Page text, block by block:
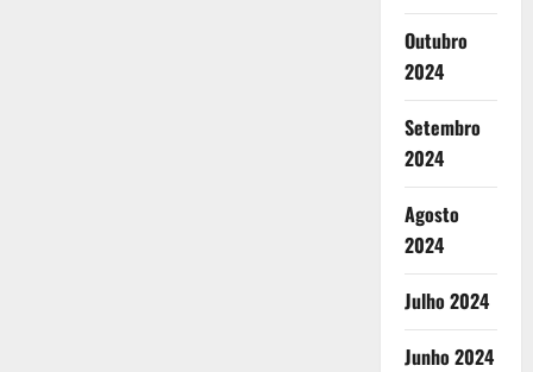
Outubro
2024
Setembro
2024
Agosto
2024
Julho 2024
Junho 2024